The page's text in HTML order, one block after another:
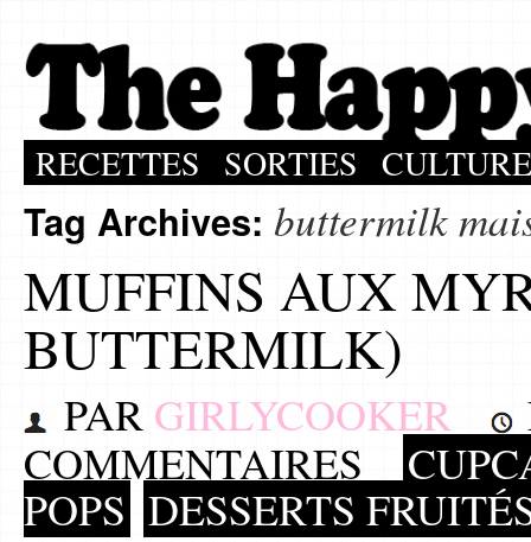
RECETTES SORTIES CULTURE
Tag Archives: buttermilk
MUFFINS AUX
BUTTERMILK)
PAR GIRLYCOOKER
COMMENTAIRES
POPS DESSERTS